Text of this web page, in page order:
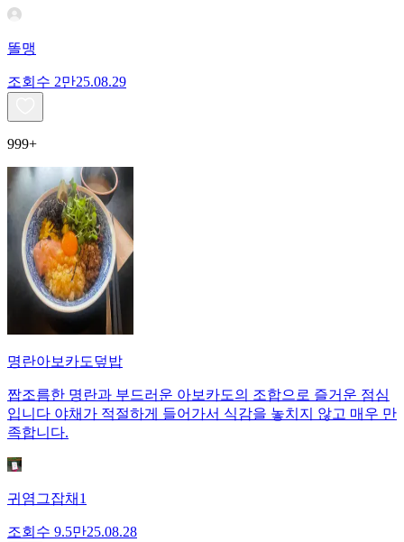
똘맹
조회수 2만25.08.29
999+
명란아보카도덮밥
짭조름한 명란과 부드러운 아보카도의 조합으로 즐거운 점심
입니다 야채가 적절하게 들어가서 식감을 놓치지 않고 매우 만
족합니다.
귀염그잡채1
조회수 9.5만25.08.28